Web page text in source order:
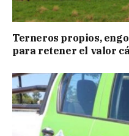
Terneros propios,
para retener el valor